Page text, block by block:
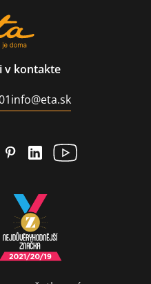
v kontakte
info@eta.sk